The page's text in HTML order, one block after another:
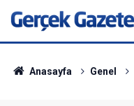
Anasayfa Genel